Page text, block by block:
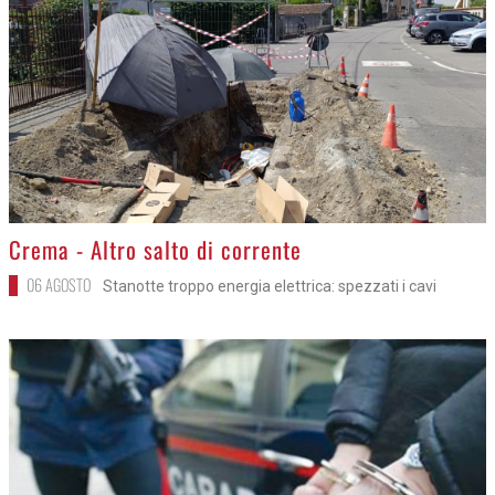
>
Crema - Altro salto di corrente
06 AGOSTO Stanotte troppo energia elettrica: spezzati i cavi